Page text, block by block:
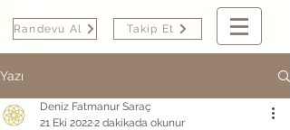
Randevu Al Takip Et
Yazı
Deniz Fatmanur Saraç
21 Eki 20222 dakikada okunur